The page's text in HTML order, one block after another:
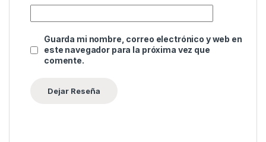
Guarda mi nombre, correo electrónico y web en
este navegador para la próxima vez que
comente.